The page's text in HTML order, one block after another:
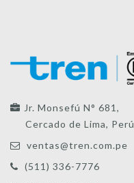
Jr. Monsefú N° 681,
Cercado de Lima, Perú
ventas@tren.com.pe
(511) 336-7776